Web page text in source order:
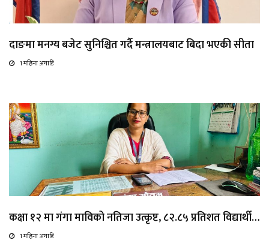
दाङमा मनग्य बजेट सुनिश्चित गर्दै मन्त्रालयबाट बिदा भएकी सीता
1 महिना अगाडि
कक्षा १२ मा गंगा माविको नतिजा उत्कृष्ट, ८२.८५ प्रतिशत विद्यार्थी…
1 महिना अगाडि